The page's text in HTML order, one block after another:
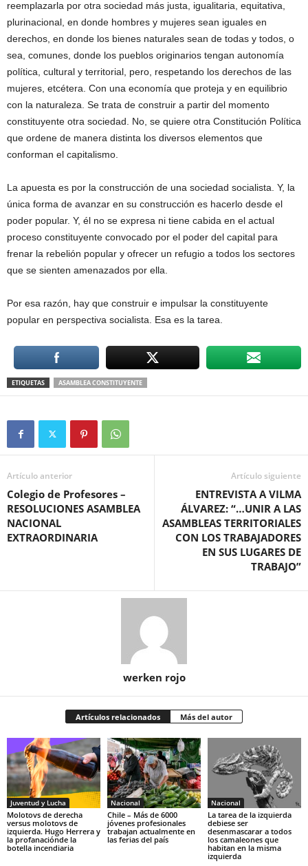
reemplazarla por otra sociedad más justa, igualitaria, equitativa,
plurinacional, en donde hombres y mujeres sean iguales en
derechos, en donde los bienes naturales sean de todas y todos, o
sea, comunes, donde los pueblos originarios tengan autonomía
política, cultural y territorial, pero, respetando los derechos de las
mujeres, etcétera. Con una economía que proteja y en equilibrio
con la naturaleza. Se trata de construir a partir del momento
constituyente otra sociedad. No, se quiere otra Constitución Política
que ordene de manera distinta los diversos elementos que
conforman el capitalismo.
La apuesta es por la construcción de una sociedad socialista. Y, la
única forma de avanzar en su construcción es hacerlo desde el
poder popular. Y, él no se expresa ni tiene cabida en el actual
proceso constituyente convocado por el poder del capital para
frenar la rebelión popular y ofrecer un refugio a todos los sectores
que se sienten amenazados por ella.
Por esa razón, hay que construir e impulsar la constituyente
popular en perspectiva socialista. Esa es la tarea.
ETIQUETAS ASAMBLEA CONSTITUYENTE
Artículo anterior
Colegio de Profesores –
RESOLUCIONES ASAMBLEA
NACIONAL
EXTRAORDINARIA
Artículo siguiente
ENTREVISTA A VILMA
ÁLVAREZ: “…UNIR A LAS
ASAMBLEAS TERRITORIALES
CON LOS TRABAJADORES
EN SUS LUGARES DE
TRABAJO”
werken rojo
Artículos relacionados Más del autor
Juventud y Lucha
Molotovs de derecha
versus molotovs de
izquierda. Hugo Herrera y
la profanaciónde la
botella incendiaria
Nacional
Chile – Más de 6000
jóvenes profesionales
trabajan actualmente en
las ferias del país
Nacional
La tarea de la izquierda
debiese ser
desenmascarar a todos
los camaleones que
habitan en la misma
izquierda